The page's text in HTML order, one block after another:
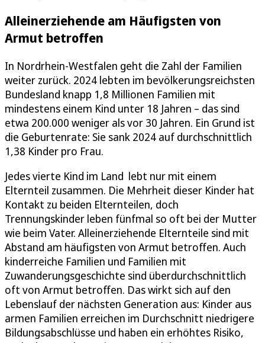
Alleinerziehende am Häufigsten von
Armut betroffen
In Nordrhein-Westfalen geht die Zahl der Familien
weiter zurück. 2024 lebten im bevölkerungsreichsten
Bundesland knapp 1,8 Millionen Familien mit
mindestens einem Kind unter 18 Jahren – das sind
etwa 200.000 weniger als vor 30 Jahren. Ein Grund ist
die Geburtenrate: Sie sank 2024 auf durchschnittlich
1,38 Kinder pro Frau.
Jedes vierte Kind im Land lebt nur mit einem
Elternteil zusammen. Die Mehrheit dieser Kinder hat
Kontakt zu beiden Elternteilen, doch
Trennungskinder leben fünfmal so oft bei der Mutter
wie beim Vater. Alleinerziehende Elternteile sind mit
Abstand am häufigsten von Armut betroffen. Auch
kinderreiche Familien und Familien mit
Zuwanderungsgeschichte sind überdurchschnittlich
oft von Armut betroffen. Das wirkt sich auf den
Lebenslauf der nächsten Generation aus: Kinder aus
armen Familien erreichen im Durchschnitt niedrigere
Bildungsabschlüsse und haben ein erhöhtes Risiko,